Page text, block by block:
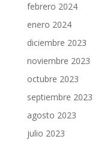
febrero 2024
enero 2024
diciembre 2023
noviembre 2023
octubre 2023
septiembre 2023
agosto 2023
julio 2023